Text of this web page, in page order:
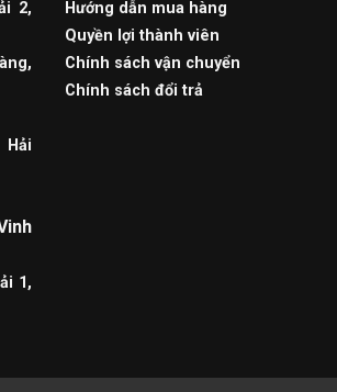
2,
Hải
1,
Hướng dẫn mua hàng
Quyền lợi thành viên
Chính sách vận chuyển
Chính sách đổi trả